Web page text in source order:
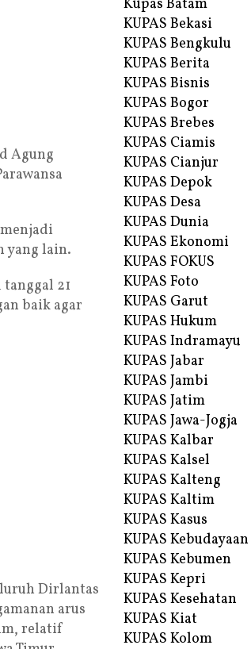
Agung
yang lain.
21
baik agar
Dirlantas
arus
relatif
Kupas Batam
KUPAS Bekasi
KUPAS Bengkulu
KUPAS Berita
KUPAS Bisnis
KUPAS Bogor
KUPAS Brebes
KUPAS Ciamis
KUPAS Cianjur
KUPAS Depok
KUPAS Desa
KUPAS Dunia
KUPAS Ekonomi
KUPAS FOKUS
KUPAS Foto
KUPAS Garut
KUPAS Hukum
KUPAS Indramayu
KUPAS Jabar
KUPAS Jambi
KUPAS Jatim
KUPAS Jawa-Jogja
KUPAS Kalbar
KUPAS Kalsel
KUPAS Kalteng
KUPAS Kaltim
KUPAS Kasus
KUPAS Kebudayaan
KUPAS Kebumen
KUPAS Kepri
KUPAS Kesehatan
KUPAS Kiat
KUPAS Kolom